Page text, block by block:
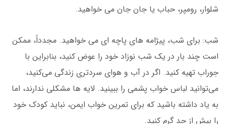
شلوار، رومپر، حباب یا جان جان می خواهید.
شب: برای شب، پیژامه های پاچه ای می خواهید. مجدداً، ممکن
است چند بار در یک شب نوزاد خود را عوض کنید، بنابراین با
جوراب تهیه کنید. اگر در آب و هوای سردتری زندگی می‌کنید،
می‌توانید لباس خواب پشمی را ببینید. لایه ها مشکلی ندارند، اما
به یاد داشته باشید که برای تمرین خواب ایمن، نباید کودک خود
را بیش از حد گرم کنید.